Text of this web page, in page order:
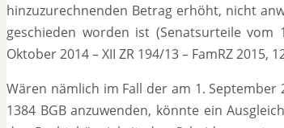
hinzuzurechnenden Betrag erhöht, nicht
geschieden worden ist (Senatsurteile vom
Oktober 2014 – XII ZR 194/13 – FamRZ 2015,
Wären nämlich im Fall der am 1. September
1384 BGB anzuwenden, könnte ein